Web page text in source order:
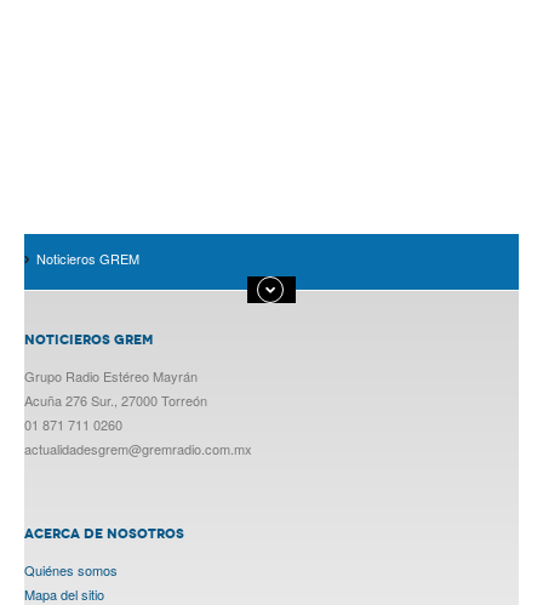
Noticieros GREM
NOTICIEROS GREM
Grupo Radio Estéreo Mayrán
Acuña 276 Sur., 27000 Torreón
01 871 711 0260
actualidadesgrem@gremradio.com.mx
ACERCA DE NOSOTROS
Quiénes somos
Mapa del sitio